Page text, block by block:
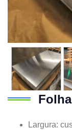
Largura: